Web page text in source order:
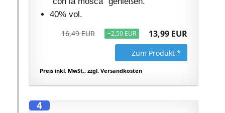
40% vol.
16,49 EUR −2,50 EUR 13,99 EUR
Zum Produkt *
Preis inkl. MwSt., zzgl. Versandkosten
4